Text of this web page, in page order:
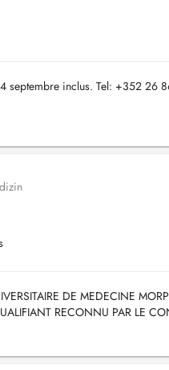
septembre inclus. Tel: +352 26
DE MEDECINE
RECONNU PAR LE
de Médecine Esthéti...